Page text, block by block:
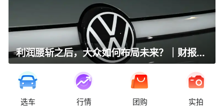
利润腰斩之后，大众如何布局未来？｜财报全视角
选车 行情 团购 实拍